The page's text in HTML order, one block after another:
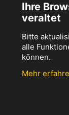
Ihre
veraltet
Bitte
alle
können.
Mehr